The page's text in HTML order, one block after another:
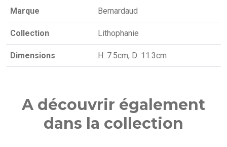
Marque Bernardaud
Collection Lithophanie
Dimensions H: 7.5cm, D: 11.3cm
A découvrir également
dans la collection